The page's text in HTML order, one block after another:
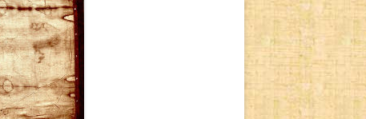
КИТАЙСЬКІ СВЯТІ
СВЯТІ СИРІЇ
ПРОЩІ
ОРДЕНИ КАТОЛИЦЬКОЇ ЦЕРКВИ
РИМСЬКІ ПАПИ (ПОНТИФІКИ)